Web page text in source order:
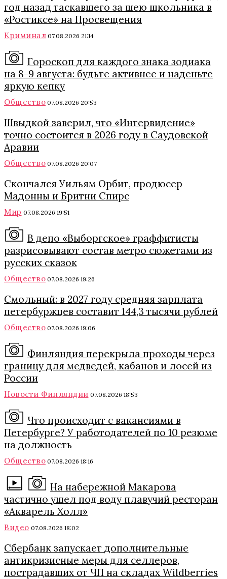
год назад таскавшего за шею школьника в
«Ростиксе» на Просвещения
Криминал 07.08.2026 21:14
Гороскоп для каждого знака зодиака
на 8-9 августа: будьте активнее и наденьте
яркую кепку
Общество 07.08.2026 20:53
Швыдкой заверил, что «Интервидение»
точно состоится в 2026 году в Саудовской
Аравии
Общество 07.08.2026 20:07
Скончался Уильям Орбит, продюсер
Мадонны и Бритни Спирс
Мир 07.08.2026 19:51
В депо «Выборгское» граффитисты
разрисовывают состав метро сюжетами из
русских сказок
Общество 07.08.2026 19:26
Смольный: в 2027 году средняя зарплата
петербуржцев составит 144,3 тысячи рублей
Общество 07.08.2026 19:06
Финляндия перекрыла проходы через
границу для медведей, кабанов и лосей из
России
Новости Финляндии 07.08.2026 18:53
Что происходит с вакансиями в
Петербурге? У работодателей по 10 резюме
на должность
Общество 07.08.2026 18:16
На набережной Макарова
частично ушел под воду плавучий ресторан
«Акварель Холл»
Видео 07.08.2026 18:02
Сбербанк запускает дополнительные
антикризисные меры для селлеров,
пострадавших от ЧП на складах Wildberries